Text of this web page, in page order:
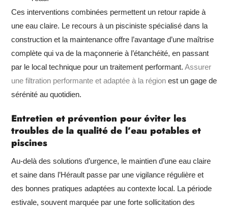
Ces interventions combinées permettent un retour rapide à
une eau claire. Le recours à un pisciniste spécialisé dans la
construction et la maintenance offre l’avantage d’une maîtrise
complète qui va de la maçonnerie à l’étanchéité, en passant
par le local technique pour un traitement performant. Assurer
une filtration performante et adaptée à la région est un gage de
sérénité au quotidien.
Entretien et prévention pour éviter les
troubles de la qualité de l’eau potables et
piscines
Au-delà des solutions d’urgence, le maintien d’une eau claire
et saine dans l’Hérault passe par une vigilance régulière et
des bonnes pratiques adaptées au contexte local. La période
estivale, souvent marquée par une forte sollicitation des